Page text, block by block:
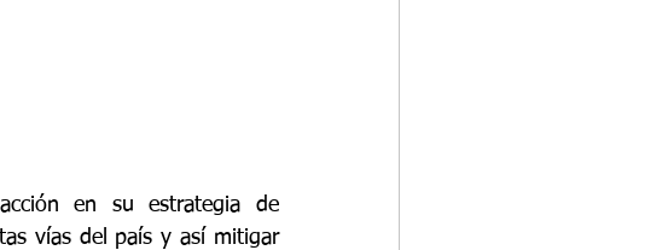
en su estrategia de
vías del país y así mitigar